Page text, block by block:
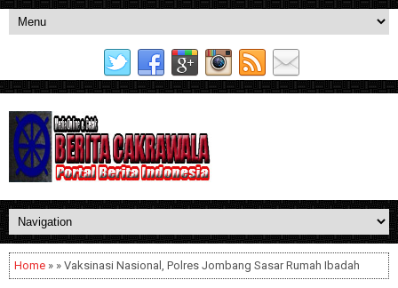
Home » » Vaksinasi Nasional, Polres Jombang Sasar Rumah Ibadah